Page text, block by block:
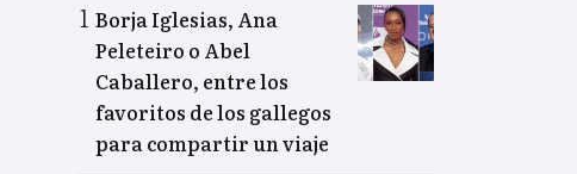
Borja Iglesias, Ana
Peleteiro o Abel
Caballero, entre los
favoritos de los gallegos
para compartir un viaje